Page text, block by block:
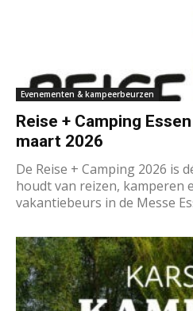
Evenementen & kampeerbeurzen
Reise + Camping
maart 2026
De Reise + Camping 2026 is
houdt van reizen, kamperen
vakantiebeurs in de Messe